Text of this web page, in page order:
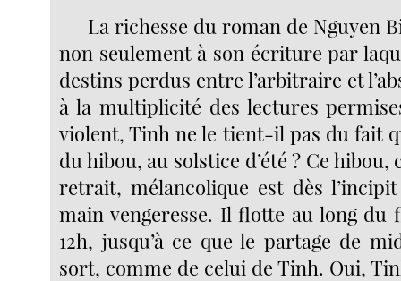
La richesse du roman de Nguyen
non seulement à son écriture par
destins perdus entre l’arbitraire et
à la multiplicité des lectures
violent, Tinh ne le tient-il pas du fait
du hibou, au solstice d’été ? Ce
retrait, mélancolique est dès
main vengeresse. Il flotte au long du
12h, jusqu’à ce que le partage de
sort, comme de celui de Tinh. Oui,